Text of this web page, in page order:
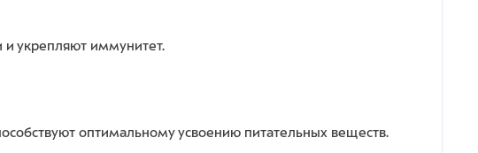
укрепляют иммунитет.
оптимальному усвоению питательных веществ.